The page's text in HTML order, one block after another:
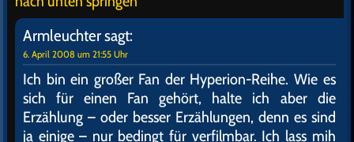
Armleuchtersagt:
6. April 2008 um 21:55 Uhr
Ich bin ein großer Fan der Hyperion-Reihe. Wie es
sich für einen Fan gehört, halte ich aber die
Erzählung – oder besser Erzählungen, denn es sind
ja einige – nur bedingt für verfilmbar. Ich lass mih